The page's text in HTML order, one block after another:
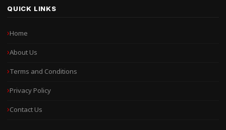
QUICK LINKS
Home
About Us
Terms and Conditions
Privacy Policy
Contact Us